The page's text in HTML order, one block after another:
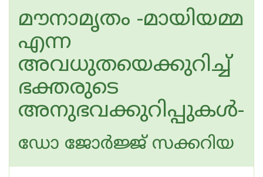
മൗനാമൃതം -മായിയമ്മ
എന്ന
അവധുതയെക്കുറിച്ച്
ഭക്തരുടെ
അനുഭവക്കുറിപ്പുകൾ-
ഡോ ജോര്‍ജ്ജ് സക്കറിയ